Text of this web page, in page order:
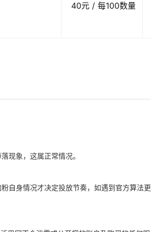
40元 / 每100数量
现象，这属正常情况。
自身情况才决定投放节奏，如遇到官方算法